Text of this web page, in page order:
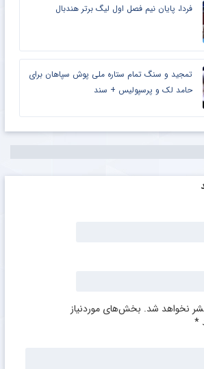
فردا، پایان نیم فصل اول لیگ برتر هندبال
تمجید و سنگ تمام ستاره ملی پوش سپاهان برای
حامد لک و پرسپولیس + سند
نخواهد شد. بخش‌های موردنیاز
*